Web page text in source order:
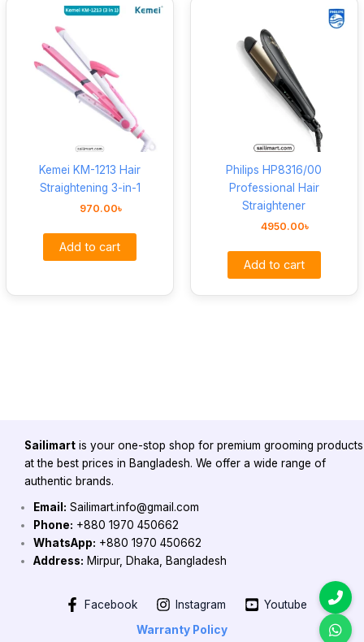
Kemei KM-1213 Hair
Straightening 3-in-1
970.00৳
Add to cart
Philips HP8316/00
Professional Hair
Straightener
4950.00৳
Add to cart
Sailimart is your one-stop shop for premium grooming products
at the best prices in Bangladesh. We offer a wide range of
authentic brands.
Email: Sailimart.info@gmail.com
Phone: +880 1970 450662
WhatsApp: +880 1970 450662
Address: Mirpur, Dhaka, Bangladesh
Facebook Instagram
Youtube
Warranty Policy